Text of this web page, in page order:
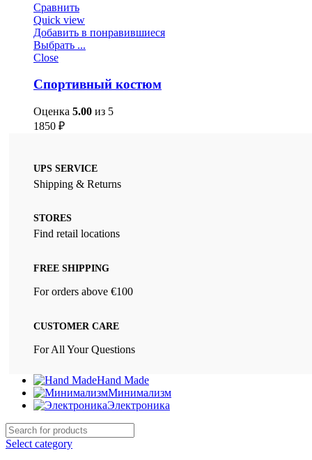
Сравнить
Quick view
Добавить в понравившиеся
Выбрать ...
Close
Спортивный костюм
Оценка 5.00 из 5
1850 ₽
UPS SERVICE
Shipping & Returns
STORES
Find retail locations
FREE SHIPPING
For orders above €100
CUSTOMER CARE
For All Your Questions
Hand Made
Минимализм
Электроника
Select category